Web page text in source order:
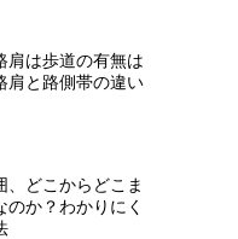
肩は歩道の有無は
肩と路側帯の違い
、どこからどこま
のか？わかりにく